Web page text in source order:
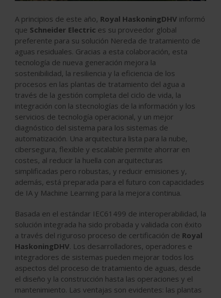
A principios de este año, Royal HaskoningDHV informó
que Schneider Electric es su proveedor global
preferente para su solución Nereda de tratamiento de
aguas residuales. Gracias a esta colaboración, esta
tecnología de nueva generación mejora la
sostenibilidad, la resiliencia y la eficiencia de los
procesos en las plantas de tratamiento del agua a
través de la gestión completa del ciclo de vida, la
integración con la stecnologías de la información y los
servicios de tecnología operacional, y un mejor
diagnóstico del sistema para los sistemas de
automatización. Una arquitectura lista para la nube,
cibersegura, flexible y escalable permite ahorrar en
costes, al reducir la huella con arquitecturas
simplificadas pero robustas, y reducir emisiones y,
además, está preparada para el futuro con capacidades
de IA y Machine Learning para la mejora continua.
Basada en el estándar IEC61499 de interoperabilidad, la
solución integrada ha sido probada y validada con éxito
a través del riguroso proceso de certificación de Royal
HaskoningDHV. Los desarrolladores, operadores e
integradores de sistemas pueden mejorar todos los
aspectos del proceso de tratamiento de aguas, desde
el diseño y la construcción hasta las operaciones y el
mantenimiento. Las ventajas son evidentes: las plantas